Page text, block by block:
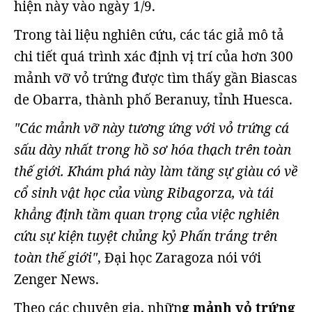
hiện này vào ngày 1/9.
Trong tài liệu nghiên cứu, các tác giả mô tả
chi tiết quá trình xác định vị trí của hơn 300
mảnh vỡ vỏ trứng được tìm thấy gần Biascas
de Obarra, thành phố Beranuy, tỉnh Huesca.
"Các mảnh vỡ này tương ứng với vỏ trứng cá
sấu dày nhất trong hồ sơ hóa thạch trên toàn
thế giới. Khám phá này làm tăng sự giàu có về
cổ sinh vật học của vùng Ribagorza, và tái
khẳng định tầm quan trọng của việc nghiên
cứu sự kiện tuyệt chủng kỷ Phấn trắng trên
toàn thế giới", Đại học Zaragoza nói với
Zenger News.
Theo các chuyên gia, những mảnh vỏ trứng